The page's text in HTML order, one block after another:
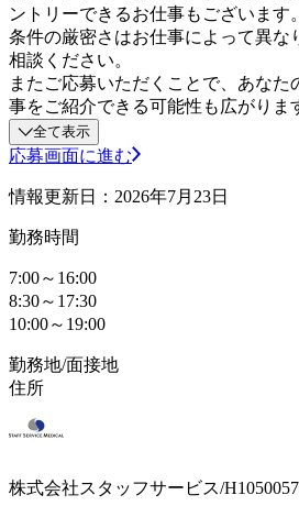
ントリーできるお仕事もございます。
条件の厳密さはお仕事によって異な
相談ください。
またご応募いただくことで、あなた
事をご紹介できる可能性も広がり
全て表示
応募画面に進む
情報更新日：2026年7月23日
勤務時間
7:00～16:00
8:30～17:30
10:00～19:00
勤務地/面接地
住所
株式会社スタッフサービス/